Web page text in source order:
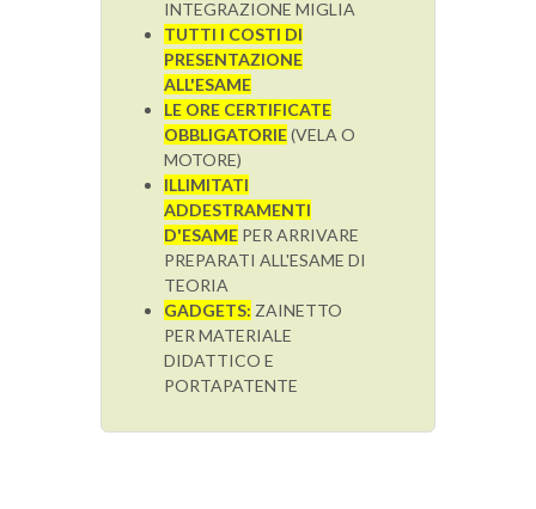
INTEGRAZIONE MIGLIA
TUTTI I COSTI DI
PRESENTAZIONE
ALL'ESAME
LE ORE CERTIFICATE
OBBLIGATORIE(VELA O
MOTORE)
ILLIMITATI
ADDESTRAMENTI
D'ESAME PER ARRIVARE
PREPARATI ALL'ESAME DI
TEORIA
GADGETS: ZAINETTO
PER MATERIALE
DIDATTICO E
PORTAPATENTE